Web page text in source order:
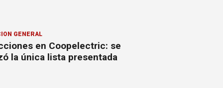
GENERAL
en Coopelectric: se
la única lista presentada